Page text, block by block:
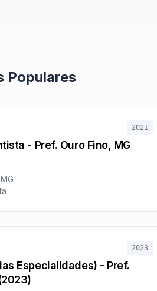
Populares
2021
- Pref. Ouro Fino, MG
2023
Especialidades) - Pref.